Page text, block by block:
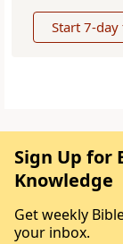
Start 7-
Sign Up for
Knowledge
Get weekly
your inbox.